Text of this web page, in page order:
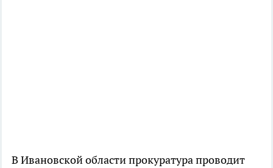
В Ивановской области прокуратура проводит